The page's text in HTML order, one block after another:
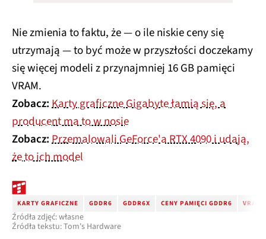
Nie zmienia to faktu, że — o ile niskie ceny się
utrzymają — to być może w przyszłości doczekamy
się więcej modeli z przynajmniej 16 GB pamięci
VRAM.
Zobacz:Karty graficzne Gigabyte łamią się, a
producent ma to w nosie
Zobacz:Przemalowali GeForce'a RTX 4090 i udają,
że to ich model
KARTY GRAFICZNE GDDR6 GDDR6X CENY PAMIĘCI GDDR6 VRAM
Źródła zdjęć: własne
Źródła tekstu: Tom's Hardware